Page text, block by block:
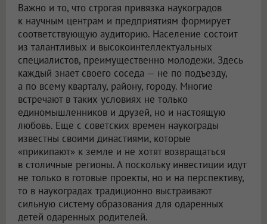
Важно и то, что строгая привязка наукоградов
к научным центрам и предприятиям формирует
соответствующую аудиторию. Население состоит
из талантливых и высокоинтеллектуальных
специалистов, преимущественно молодежи. Здесь
каждый знает своего соседа — не по подъезду,
а по всему кварталу, району, городу. Многие
встречают в таких условиях не только
единомышленников и друзей, но и настоящую
любовь. Еще с советских времен наукограды
известны своими династиями, которые
«прикипают» к земле и не хотят возвращаться
в столичные регионы. А поскольку инвестиции идут
не только в готовые проекты, но и на перспективу,
то в наукоградах традиционно выстраивают
сильную систему образования для одаренных
детей одаренных родителей.